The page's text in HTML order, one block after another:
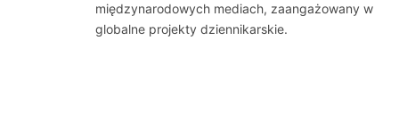
międzynarodowych mediach, zaangażowany w
globalne projekty dziennikarskie.